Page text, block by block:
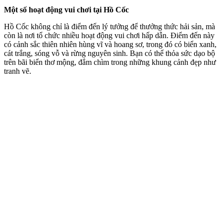
Một số hoạt động vui chơi tại Hồ Cốc
Hồ Cốc không chỉ là điểm đến lý tưởng để thưởng thức hải sản, mà
còn là nơi tổ chức nhiều hoạt động vui chơi hấp dẫn. Điểm đến này
có cảnh sắc thiên nhiên hùng vĩ và hoang sơ, trong đó có biển xanh,
cát trắng, sóng vỗ và rừng nguyên sinh. Bạn có thể thỏa sức dạo bộ
trên bãi biển thơ mộng, đắm chìm trong những khung cảnh đẹp như
tranh vẽ.